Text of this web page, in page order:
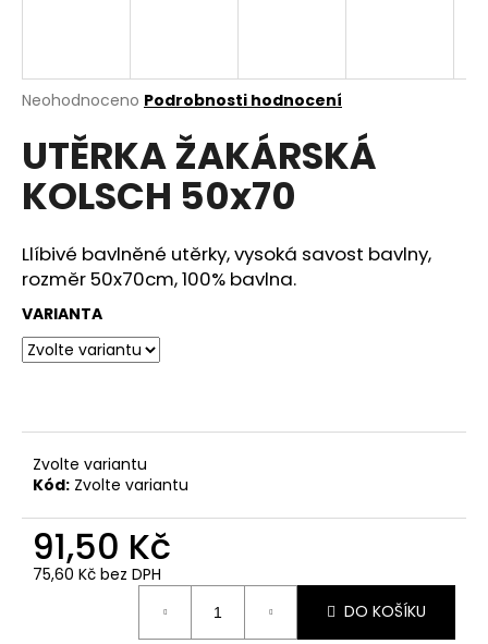
Průměrné
produktu
je
0,0
hvězdiček.
Neohodnoceno Podrobnosti hodnocení
UTĚRKA ŽAKÁRSKÁ
KOLSCH 50x70
Llíbivé bavlněné utěrky, vysoká savost bavlny,
rozměr 50x70cm, 100% bavlna.
VARIANTA
Zvolte variantu
Kód: Zvolte variantu
91,50 Kč
75,60 Kč bez DPH
DO KOŠÍKU
í
t
?
HLEDAT
D
o
u
č
u
e
m